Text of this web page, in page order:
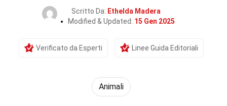
Scritto Da: Ethelda Madera
Modified & Updated: 15 Gen 2025
Verificato da Esperti Linee Guida Editoriali
Animali